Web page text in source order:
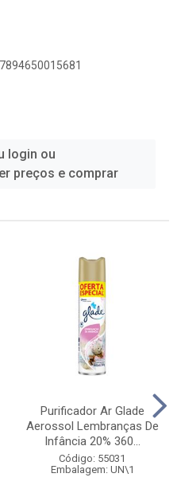
login ou
preços e comprar
Purificador Ar Glade
Aerossol Lembranças De
Infância 20% 360...
Código: 55031
Embalagem: UN\1